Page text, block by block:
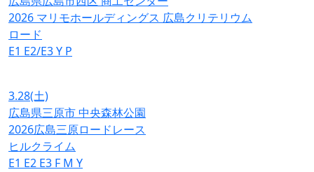
2026 マリモホールディングス 広島クリテリウム
ロード
E1 E2/E3Y P
3.28(土)
広島県三原市 中央森林公園
2026広島三原ロードレース
ヒルクライム
E1 E2 E3 F M Y